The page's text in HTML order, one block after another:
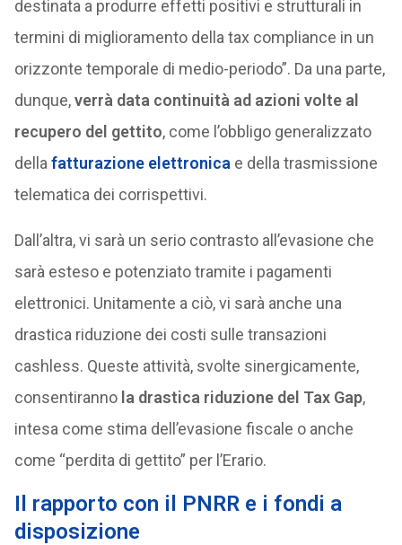
destinata a produrre effetti positivi e strutturali in
termini di miglioramento della tax compliance in un
orizzonte temporale di medio-periodo”. Da una parte,
dunque,verrà data continuità ad azioni volte al
recupero del gettito, come l’obbligo generalizzato
della fatturazione elettronica e della trasmissione
telematica dei corrispettivi.
Dall’altra, vi sarà un serio contrasto all’evasione che
sarà esteso e potenziato tramite i pagamenti
elettronici. Unitamente a ciò, vi sarà anche una
drastica riduzione dei costi sulle transazioni
cashless. Queste attività, svolte sinergicamente,
consentiranno la drastica riduzione del Tax Gap,
intesa come stima dell’evasione fiscale o anche
come “perdita di gettito” per l’Erario.
Il rapporto con il PNRR e i fondi a
disposizione